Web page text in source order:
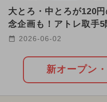
2025年12月のイベ
2025年3月のイベン
2026年7月のイベン
大とろ・中とろが120
念企画も！アトレ取手5
市内初出店の「くら寿司
2026-06-02
新オープン